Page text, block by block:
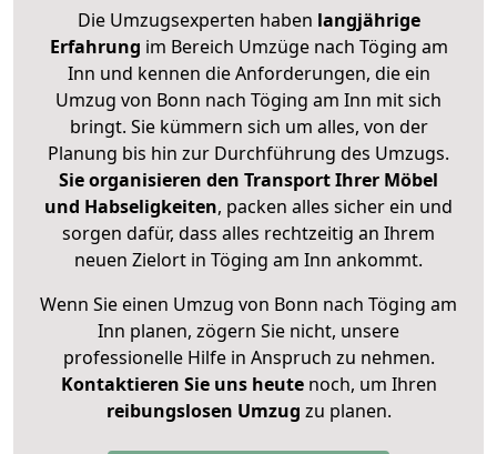
Die Umzugsexperten haben langjährige
Erfahrung im Bereich Umzüge nach Töging am
Inn und kennen die Anforderungen, die ein
Umzug von Bonn nach Töging am Inn mit sich
bringt. Sie kümmern sich um alles, von der
Planung bis hin zur Durchführung des Umzugs.
Sie organisieren den Transport Ihrer Möbel
und Habseligkeiten, packen alles sicher ein und
sorgen dafür, dass alles rechtzeitig an Ihrem
neuen Zielort in Töging am Inn ankommt.
Wenn Sie einen Umzug von Bonn nach Töging am
Inn planen, zögern Sie nicht, unsere
professionelle Hilfe in Anspruch zu nehmen.
Kontaktieren Sie uns heutenoch, um Ihren
reibungslosen Umzug zu planen.